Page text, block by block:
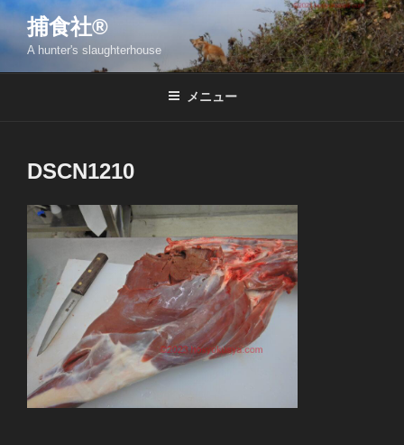
コ
ン
捕食社®
A hunter's slaughterhouse
メニュー
DSCN1210